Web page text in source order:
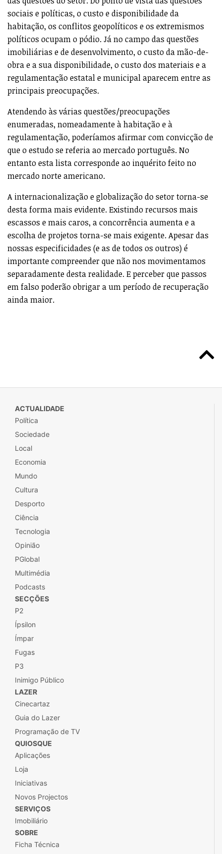
sociais e políticas, o custo e disponibilidade da
habitação, os conflitos geopolíticos e os extremismos
políticos ocupam o pódio. Já no campo das questões
imobiliárias e de desenvolvimento, o custo da mão-de-
obra e a sua disponibilidade, o custo dos materiais e a
regulamentação estatal e municipal aparecem entre as
principais preocupações.
Atendendo às várias questões/preocupações
enumeradas, nomeadamente à habitação e à
regulamentação, poderíamos afirmar com convicção de
que o estudo se referia ao mercado português. No
entanto esta lista corresponde ao inquérito feito no
mercado norte americano.
A internacionalização e globalização do setor torna-se
desta forma mais evidente. Existindo recursos mais
escassos e mais caros, a concorrência aumenta e a
escolha de projetos torna-se mais exigente. Apesar das
nossas especificidades (e as de todos os outros) é
importante compreender que não nos movimentamos
separadamente desta realidade. E perceber que passos
em falso poderão obrigar a um período de recuperação
ainda maior.
ACTUALIDADE
Política
Sociedade
Local
Economia
Mundo
Cultura
Desporto
Ciência
Tecnologia
Opinião
PGlobal
Multimédia
Podcasts
SECÇÕES
P2
Ípsilon
Ímpar
Fugas
P3
Inimigo Público
LAZER
Cinecartaz
Guia do Lazer
Programação de TV
QUIOSQUE
Aplicações
Loja
Iniciativas
Novos Projectos
SERVIÇOS
Imobiliário
SOBRE
Ficha Técnica